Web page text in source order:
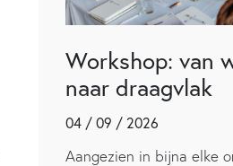
Workshop: van
naar draagvlak
04 / 09 / 2026
Aangezien in bijna elke